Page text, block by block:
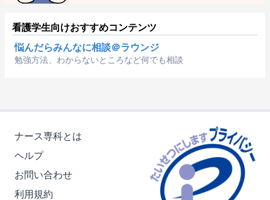
看護学生向けおすすめコンテンツ
悩んだらみんなに相談＠ラウンジ
勉強方法、わからないところなど何でも相談
ナース専科とは
ヘルプ
お問い合わせ
利用規約